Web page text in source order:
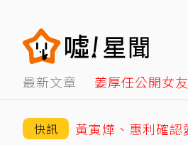
最新文章 姜厚任公開女友
快訊